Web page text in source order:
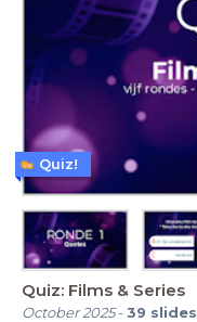
Quiz: Films & Series
October 2025-39 slides
Quiz!